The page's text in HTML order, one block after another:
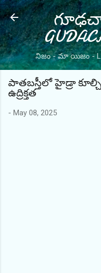
Skip
నిజం - మా యిజం -
పాతబస్తీలో హైడ్రా
ఉద్రిక్తత
- May 08, 2025